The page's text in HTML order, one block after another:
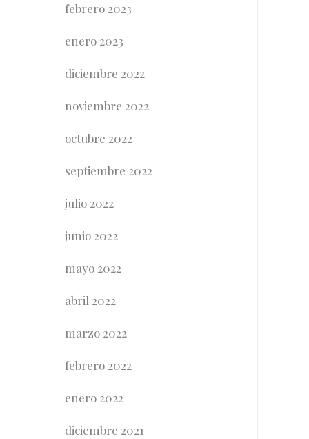
febrero 2023
enero 2023
diciembre 2022
noviembre 2022
octubre 2022
septiembre 2022
julio 2022
junio 2022
mayo 2022
abril 2022
marzo 2022
febrero 2022
enero 2022
diciembre 2021